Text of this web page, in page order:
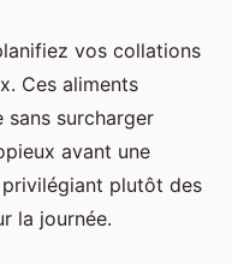
vos collations
Ces aliments
sans surcharger
avant une
plutôt des
la journée.